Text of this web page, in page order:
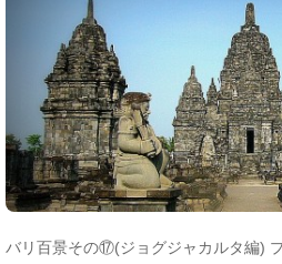
バリ百景その⑰(ジョグジャカルタ編)